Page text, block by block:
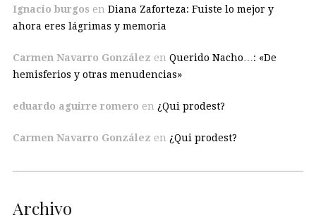
Ignacio burgos en Diana Zaforteza: Fuiste lo mejor y
ahora eres lágrimas y memoria
Carmen Navarro González en Querido Nacho…: «De
hemisferios y otras menudencias»
eduardo aguirre romero en ¿Qui prodest?
Carmen Navarro González en ¿Qui prodest?
Archivo